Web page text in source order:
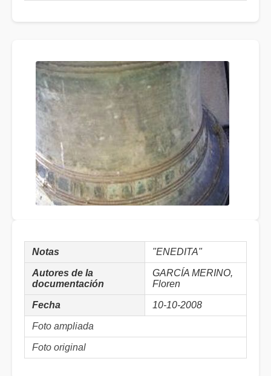
Notas "ENEDITA"
Autores de la
documentación
GARCÍA MERINO,
Floren
Fecha 10-10-2008
Foto ampliada
Foto original